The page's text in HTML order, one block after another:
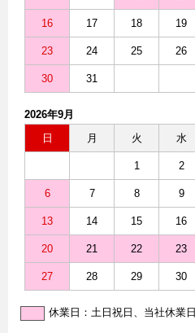
16 17 18 19
23 24 25 26
30 31
2026年9月
日
月 火 水
1 2
6 7 8 9
13 14 15 16
20 21 22 23
27 28 29 30
休業日：土日祝日、当社休業日